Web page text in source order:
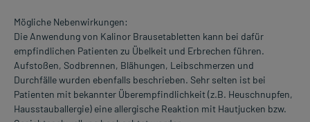
Mögliche Nebenwirkungen:
Die Anwendung von Kalinor Brausetabletten kann bei dafür
empfindlichen Patienten zu Übelkeit und Erbrechen führen.
Aufstoßen, Sodbrennen, Blähungen, Leibschmerzen und
Durchfälle wurden ebenfalls beschrieben. Sehr selten ist bei
Patienten mit bekannter Überempfindlichkeit (z.B. Heuschnupfen,
Hausstauballergie) eine allergische Reaktion mit Hautjucken bzw.